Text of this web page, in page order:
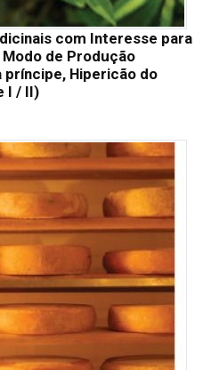
com Interesse para
de Produção
príncipe, Hipericão do
I / II)